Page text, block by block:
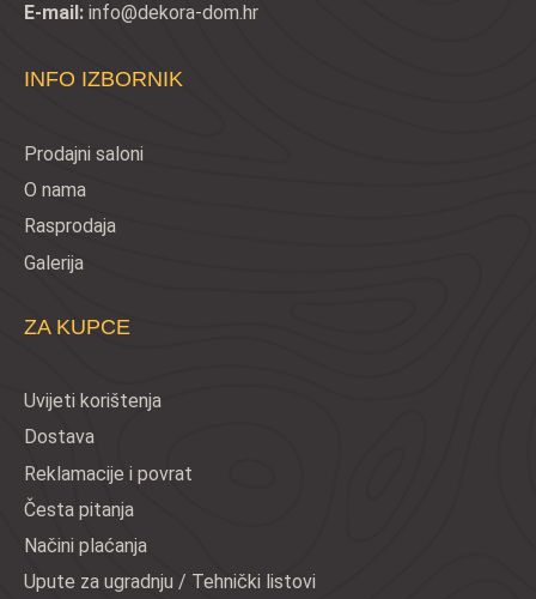
E-mail: info@dekora-dom.hr
INFO IZBORNIK
Prodajni saloni
O nama
Rasprodaja
Galerija
ZA KUPCE
Uvijeti korištenja
Dostava
Reklamacije i povrat
Česta pitanja
Načini plaćanja
Upute za ugradnju / Tehnički listovi